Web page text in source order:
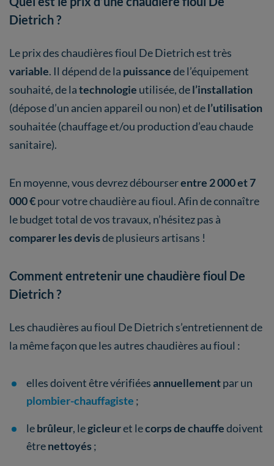
Dietrich ?
Le prix des chaudières fioul De Dietrich est très
variable. Il dépend de la puissancede l’équipement
souhaité, de latechnologie utilisée, del’installation
(dépose d’un ancien appareil ou non) et del’utilisation
souhaitée (chauffage et/ou production d’eau chaude
sanitaire).
En moyenne, vous devrez débourserentre 2 000 et 7
000 €pour votre chaudière au fioul. Afin de connaître
le budget total de vos travaux, n’hésitez pas à
comparer les devisde plusieurs artisans !
Comment entretenir une chaudière fioul De
Dietrich ?
Les chaudières au fioul De Dietrich s’entretiennent de
la même façon que les autres chaudières au fioul :
elles doivent être vérifiéesannuellementpar un
plombier-chauffagiste ;
lebrûleur, legicleuret lecorps de chauffedoivent
êtrenettoyés ;